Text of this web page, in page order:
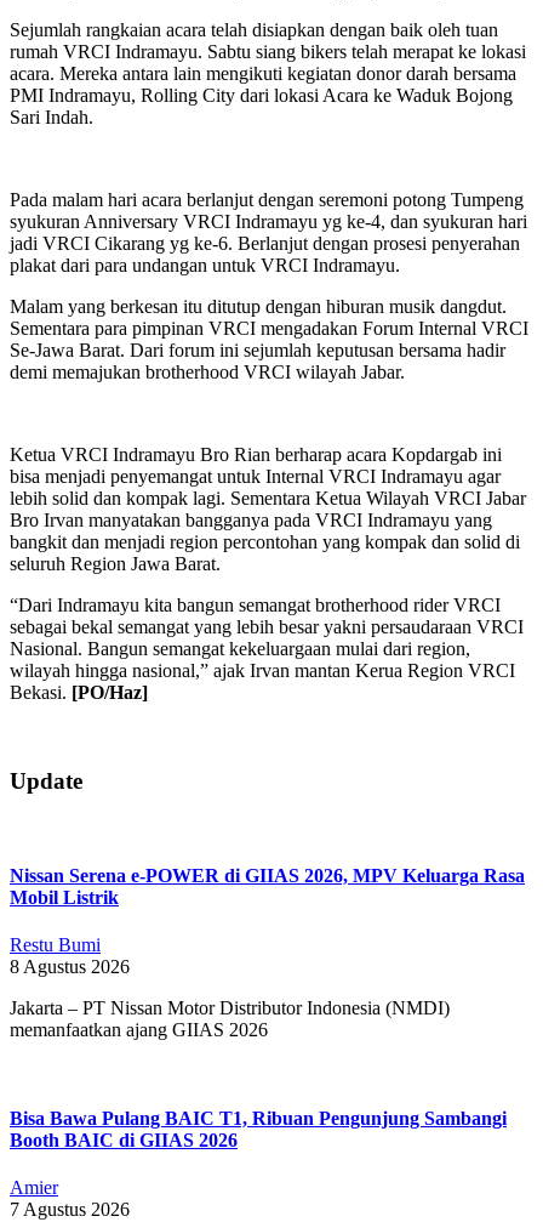
Sejumlah rangkaian acara telah disiapkan dengan baik oleh tuan
rumah VRCI Indramayu. Sabtu siang bikers telah merapat ke lokasi
acara. Mereka antara lain mengikuti kegiatan donor darah bersama
PMI Indramayu, Rolling City dari lokasi Acara ke Waduk Bojong
Sari Indah.
Pada malam hari acara berlanjut dengan seremoni potong Tumpeng
syukuran Anniversary VRCI Indramayu yg ke-4, dan syukuran hari
jadi VRCI Cikarang yg ke-6. Berlanjut dengan prosesi penyerahan
plakat dari para undangan untuk VRCI Indramayu.
Malam yang berkesan itu ditutup dengan hiburan musik dangdut.
Sementara para pimpinan VRCI mengadakan Forum Internal VRCI
Se-Jawa Barat. Dari forum ini sejumlah keputusan bersama hadir
demi memajukan brotherhood VRCI wilayah Jabar.
Ketua VRCI Indramayu Bro Rian berharap acara Kopdargab ini
bisa menjadi penyemangat untuk Internal VRCI Indramayu agar
lebih solid dan kompak lagi. Sementara Ketua Wilayah VRCI Jabar
Bro Irvan manyatakan bangganya pada VRCI Indramayu yang
bangkit dan menjadi region percontohan yang kompak dan solid di
seluruh Region Jawa Barat.
“Dari Indramayu kita bangun semangat brotherhood rider VRCI
sebagai bekal semangat yang lebih besar yakni persaudaraan VRCI
Nasional. Bangun semangat kekeluargaan mulai dari region,
wilayah hingga nasional,” ajak Irvan mantan Kerua Region VRCI
Bekasi. [PO/Haz]
2019-
09-
Update
Nissan Serena e-POWER di GIIAS 2026, MPV Keluarga Rasa
Mobil Listrik
Restu Bumi
8 Agustus 2026
Jakarta – PT Nissan Motor Distributor Indonesia (NMDI)
memanfaatkan ajang GIIAS 2026
Bisa Bawa Pulang BAIC T1, Ribuan Pengunjung Sambangi
Booth BAIC di GIIAS 2026
Amier
7 Agustus 2026